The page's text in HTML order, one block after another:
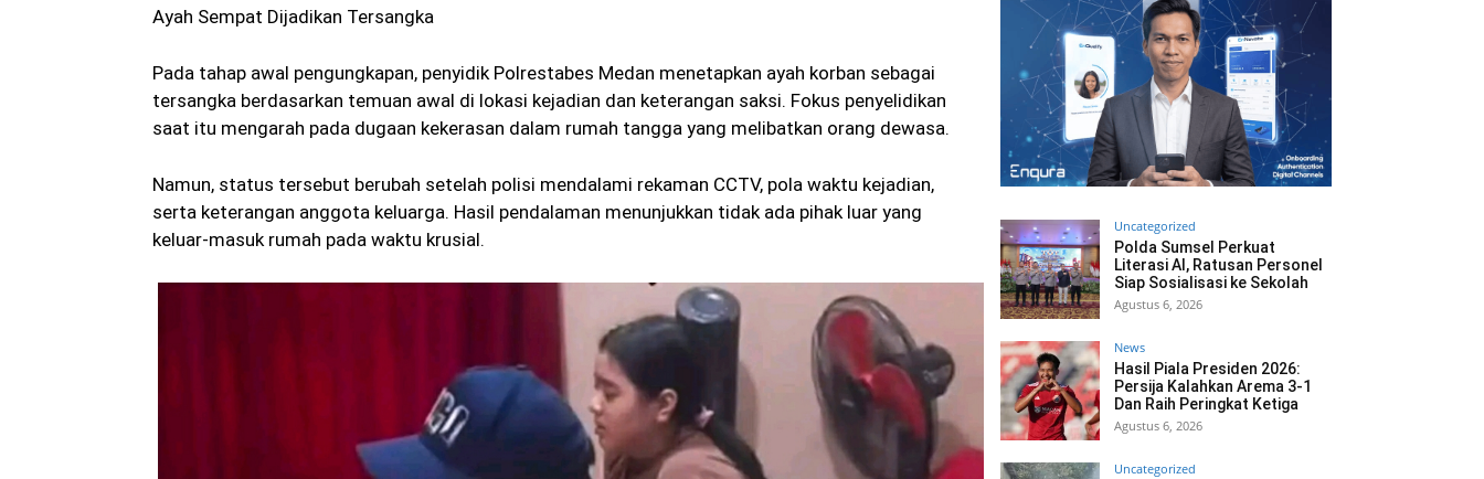
Ayah Sempat Dijadikan Tersangka
Pada tahap awal pengungkapan, penyidik Polrestabes Medan menetapkan ayah korban sebagai
tersangka berdasarkan temuan awal di lokasi kejadian dan keterangan saksi. Fokus penyelidikan
saat itu mengarah pada dugaan kekerasan dalam rumah tangga yang melibatkan orang dewasa.
Namun, status tersebut berubah setelah polisi mendalami rekaman CCTV, pola waktu kejadian,
serta keterangan anggota keluarga. Hasil pendalaman menunjukkan tidak ada pihak luar yang
keluar-masuk rumah pada waktu krusial.
Uncategorized
Polda Sumsel Perkuat
Literasi AI, Ratusan Personel
Siap Sosialisasi ke Sekolah
Agustus 6, 2026
News
Hasil Piala Presiden 2026:
Persija Kalahkan Arema 3-1
Dan Raih Peringkat Ketiga
Agustus 6, 2026
Uncategorized